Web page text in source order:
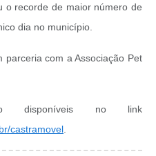
o recorde de maior número de
dia no município.
parceria com a Associação Pet
disponíveis no link
castramovel